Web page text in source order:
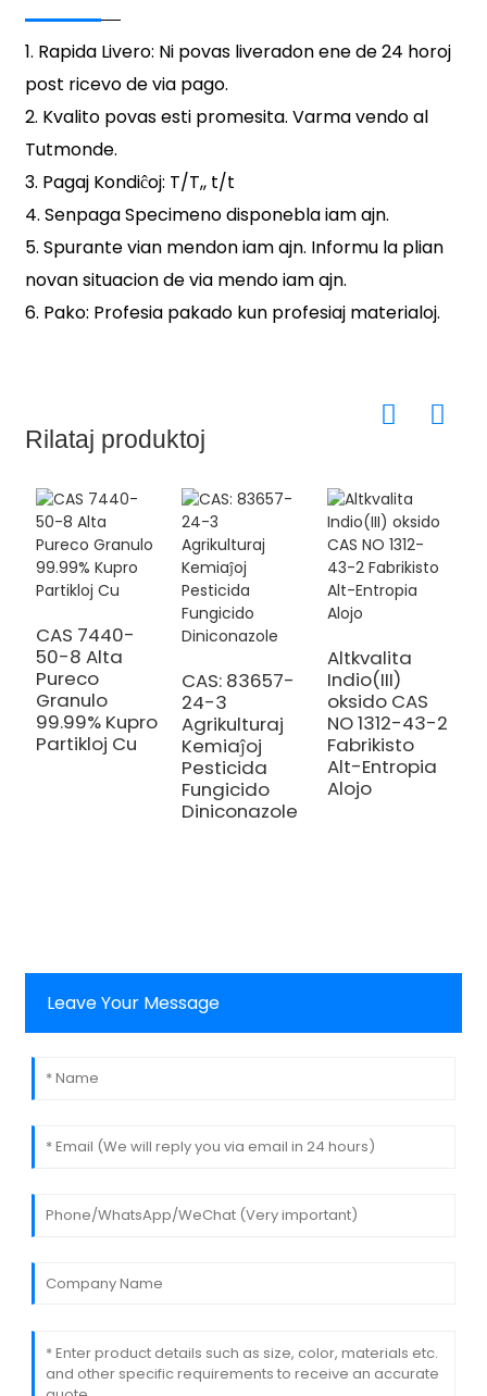
1. Rapida Livero: Ni povas liveradon ene de 24 horoj
post ricevo de via pago.
2. Kvalito povas esti promesita. Varma vendo al
Tutmonde.
3. Pagaj Kondiĉoj: T/T,, t/t
4. Senpaga Specimeno disponebla iam ajn.
5. Spurante vian mendon iam ajn. Informu la plian
novan situacion de via mendo iam ajn.
6. Pako: Profesia pakado kun profesiaj materialoj.
Rilataj produktoj
CAS 7440-
50-8 Alta
Pureco
Granulo
99.99% Kupro
Partikloj Cu
CAS: 83657-
24-3
Agrikulturaj
Kemiaĵoj
Pesticida
Fungicido
Diniconazole
Altkvalita
Indio(III)
oksido CAS
NO 1312-43-2
Fabrikisto
Alt-Entropia
Alojo
Leave Your Message